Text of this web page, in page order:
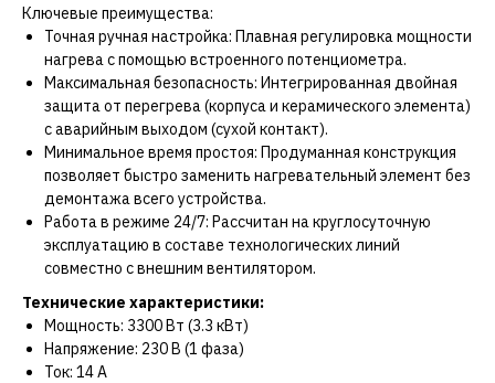
Ключевые преимущества:
Точная ручная настройка: Плавная регулировка мощности
нагрева с помощью встроенного потенциометра.
Максимальная безопасность: Интегрированная двойная
защита от перегрева (корпуса и керамического элемента)
с аварийным выходом (сухой контакт).
Минимальное время простоя: Продуманная конструкция
позволяет быстро заменить нагревательный элемент без
демонтажа всего устройства.
Работа в режиме 24/7: Рассчитан на круглосуточную
эксплуатацию в составе технологических линий
совместно с внешним вентилятором.
Технические характеристики:
Мощность: 3300 Вт (3.3 кВт)
Напряжение: 230 В (1 фаза)
Ток: 14 А